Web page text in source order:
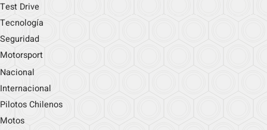
Test Drive
Tecnología
Seguridad
Motorsport
Nacional
Internacional
Pilotos Chilenos
Motos